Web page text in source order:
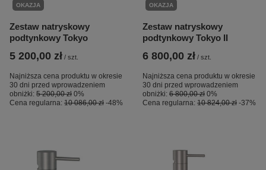
OKAZJA
Zestaw natryskowy
podtynkowy Tokyo
5 200,00 zł / szt.
Najniższa cena produktu w okresie
30 dni przed wprowadzeniem
obniżki: 5 200,00 zł 0%
Cena regularna: 10 086,00 zł -48%
OKAZJA
Zestaw natryskowy
podtynkowy Tokyo II
6 800,00 zł / szt.
Najniższa cena produktu w okresie
30 dni przed wprowadzeniem
obniżki: 6 800,00 zł 0%
Cena regularna: 10 824,00 zł -37%